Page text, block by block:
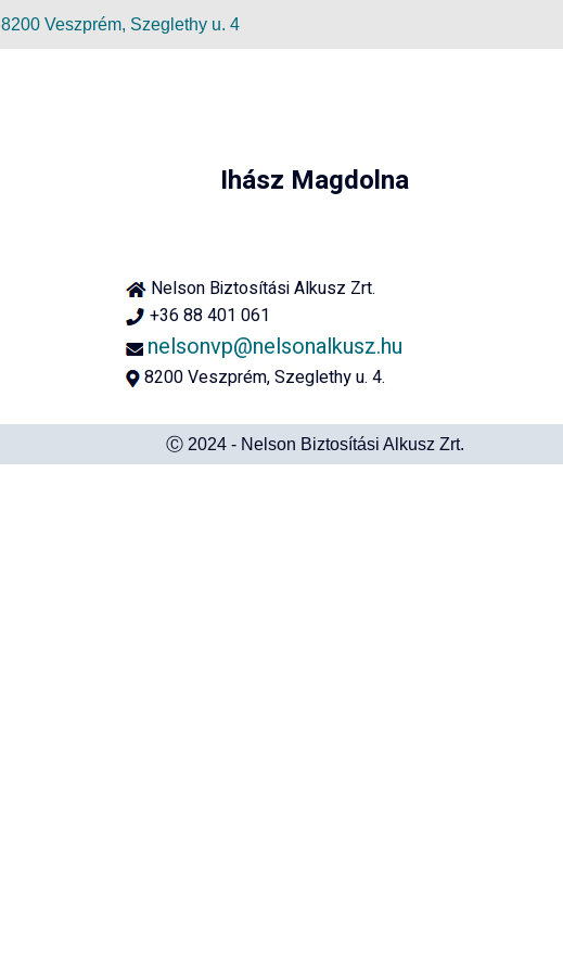
8200 Veszprém, Szeglethy u. 4
Ihász Magdolna
Nelson Biztosítási Alkusz Zrt.
+36 88 401 061
nelsonvp@nelsonalkusz.hu
8200 Veszprém, Szeglethy u. 4.
Ⓒ 2024 - Nelson Biztosítási Alkusz Zrt.